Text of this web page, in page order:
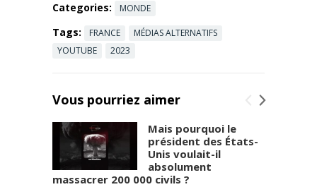
Categories: MONDE
Tags: FRANCE
MÉDIAS ALTERNATIFS
YOUTUBE
2023
Vous pourriez aimer
Mais pourquoi le
président des États-
Unis voulait-il
absolument
massacrer 200 000 civils ?